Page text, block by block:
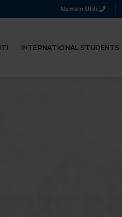
Numeri Utili
INTERNATIONAL STUDENTS